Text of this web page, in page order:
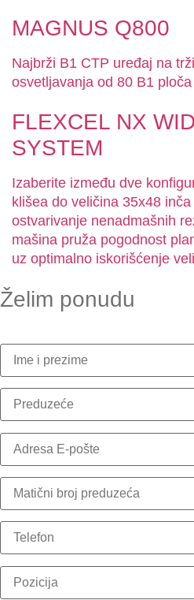
MAGNUS Q800
Najbrži B1 CTP uređaj na
osvetljavanja od 80 B1
FLEXCEL NX
SYSTEM
Izaberite između dve
klišea do veličina 35x48
ostvarivanje nenadmašnih
mašina pruža pogodnost
uz optimalno iskorišćenje
Želim ponudu